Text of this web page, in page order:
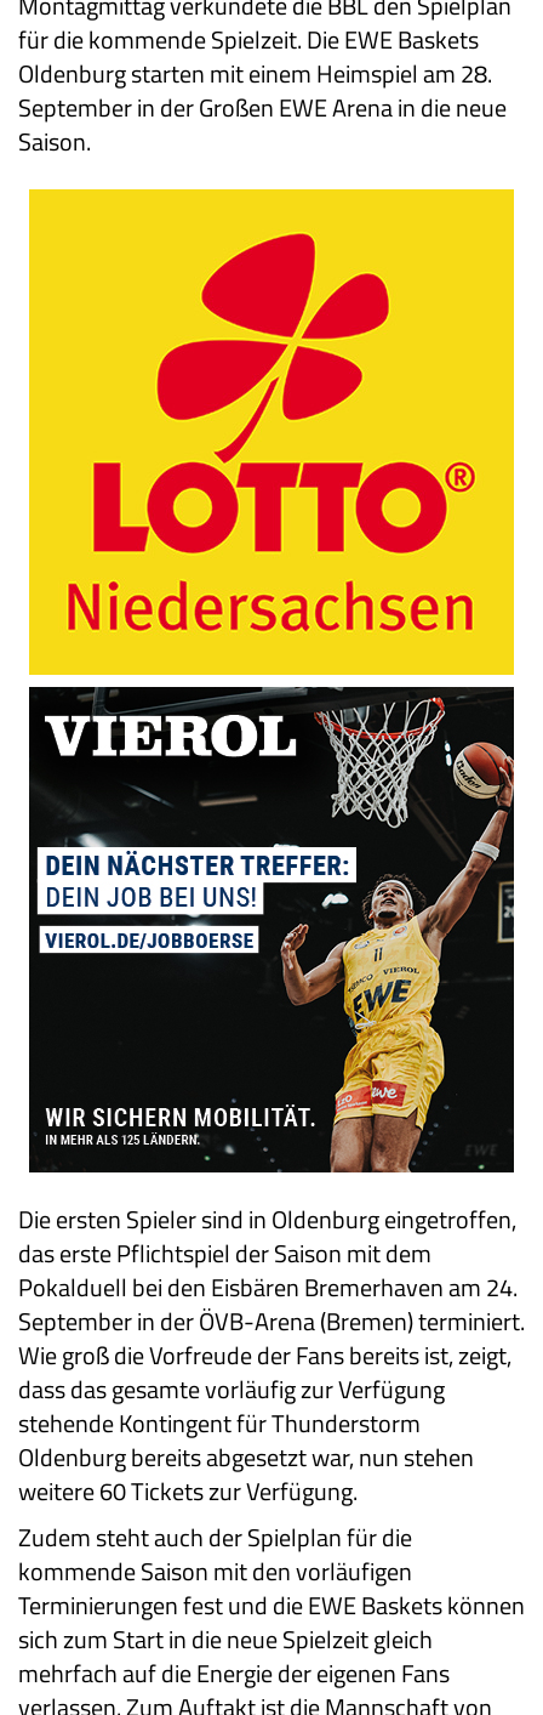
für die kommende Spielzeit. Die EWE Baskets
Oldenburg starten mit einem Heimspiel am 28.
September in der Großen EWE Arena in die neue
Saison.
Die ersten Spieler sind in Oldenburg eingetroffen,
das erste Pflichtspiel der Saison mit dem
Pokalduell bei den Eisbären Bremerhaven am 24.
September in der ÖVB-Arena (Bremen) terminiert.
Wie groß die Vorfreude der Fans bereits ist, zeigt,
dass das gesamte vorläufig zur Verfügung
stehende Kontingent für Thunderstorm
Oldenburg bereits abgesetzt war, nun stehen
weitere 60 Tickets zur Verfügung.
Zudem steht auch der Spielplan für die
kommende Saison mit den vorläufigen
Terminierungen fest und die EWE Baskets können
sich zum Start in die neue Spielzeit gleich
mehrfach auf die Energie der eigenen Fans
verlassen. Zum Auftakt ist die Mannschaft von